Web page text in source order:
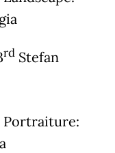
rd Stefan
Portraiture: